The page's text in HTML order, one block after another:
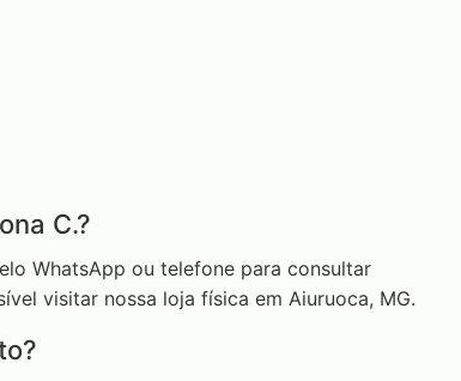
C.?
WhatsApp ou telefone para consultar
visitar nossa loja física em Aiuruoca, MG.